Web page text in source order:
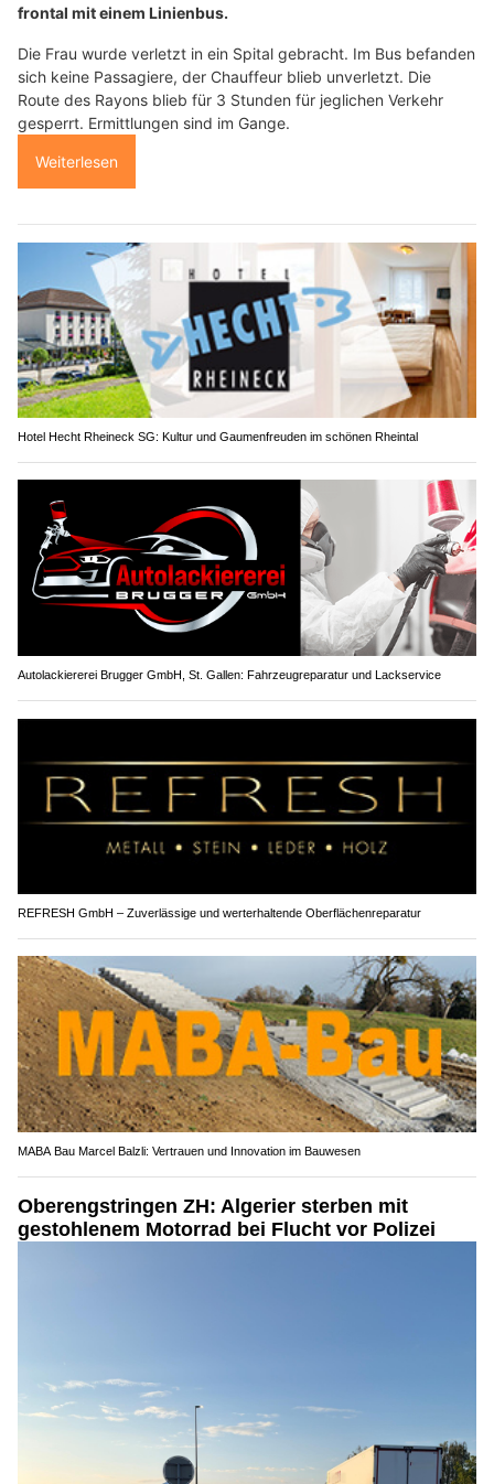
frontal mit einem Linienbus.
Die Frau wurde verletzt in ein Spital gebracht. Im Bus befanden
sich keine Passagiere, der Chauffeur blieb unverletzt. Die
Route des Rayons blieb für 3 Stunden für jeglichen Verkehr
gesperrt. Ermittlungen sind im Gange.
Weiterlesen
Hotel Hecht Rheineck SG: Kultur und Gaumenfreuden im schönen Rheintal
Autolackiererei Brugger GmbH, St. Gallen: Fahrzeugreparatur und Lackservice
REFRESH GmbH – Zuverlässige und werterhaltende Oberflächenreparatur
MABA Bau Marcel Balzli: Vertrauen und Innovation im Bauwesen
Oberengstringen ZH: Algerier sterben mit
gestohlenem Motorrad bei Flucht vor Polizei